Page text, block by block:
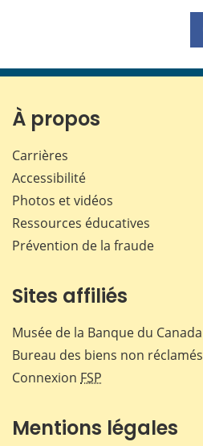
À propos
Carrières
Accessibilité
Photos et vidéos
Ressources éducatives
Prévention de la fraude
Sites affiliés
Musée de la Banque du Canada
Bureau des biens non réclamés
Connexion FSP
Mentions légales